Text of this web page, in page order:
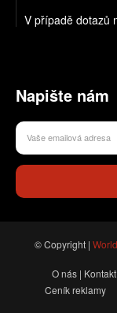
V případě dotazů
Napište nám
© Copyright |
O nás |
Ceník reklamy